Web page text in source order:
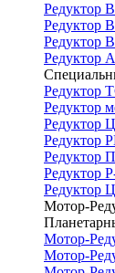
Редуктор
Редуктор
Редуктор
Редуктор
Редуктор
Редуктор
Редуктор
Редуктор
Редуктор
Редуктор
Редуктор
Мотор-
Мотор-
Мотор-